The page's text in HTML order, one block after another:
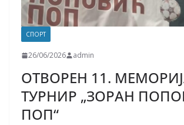
СПОРТ
26/06/2026 admin
ОТВОРЕН 11.
ТУРНИР „ЗОРАН
ПОП“